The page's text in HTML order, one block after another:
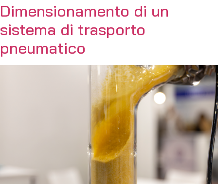
Dimensionamento di un
sistema di trasporto
pneumatico